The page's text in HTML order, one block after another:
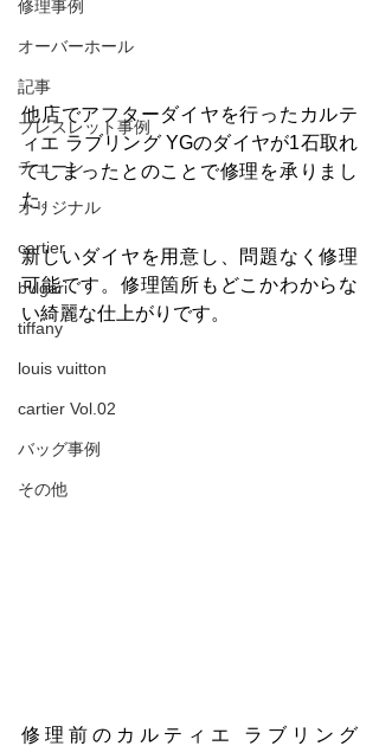
修理事例
オーバーホール
記事
ブレスレット事例
チェーン
オリジナル
cartier
bvlgari
tiffany
louis vuitton
cartier Vol.02
バッグ事例
その他
他店でアフターダイヤを行ったカルテ
ィエ ラブリング YGのダイヤが1石取れ
てしまったとのことで修理を承りまし
た。
新しいダイヤを用意し、問題なく修理
可能です。修理箇所もどこかわからな
い綺麗な仕上がりです。
修理前のカルティエ ラブリング